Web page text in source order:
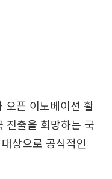
오픈 이노베이션 활
진출을 희망하는 국
상으로 공식적인